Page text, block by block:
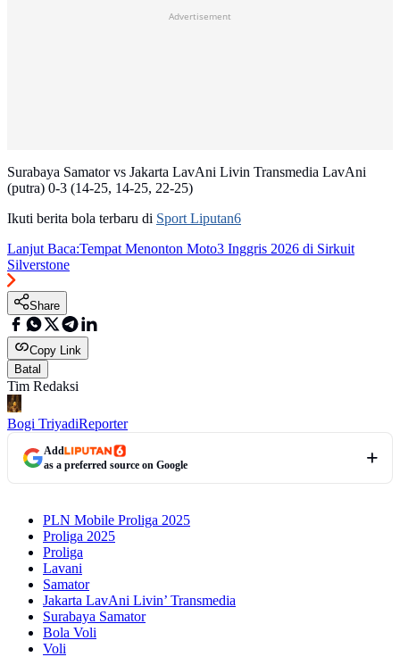
Advertisement
Surabaya Samator vs Jakarta LavAni Livin Transmedia LavAni
(putra) 0-3 (14-25, 14-25, 22-25)
Ikuti berita bola terbaru di Sport Liputan6
Lanjut Baca:Tempat Menonton Moto3 Inggris 2026 di Sirkuit
Silverstone
Share
Copy Link
Batal
Tim Redaksi
Bogi TriyadiReporter
Add
as a preferred source on Google
PLN Mobile Proliga 2025
Proliga 2025
Proliga
Lavani
Samator
Jakarta LavAni Livin’ Transmedia
Surabaya Samator
Bola Voli
Voli